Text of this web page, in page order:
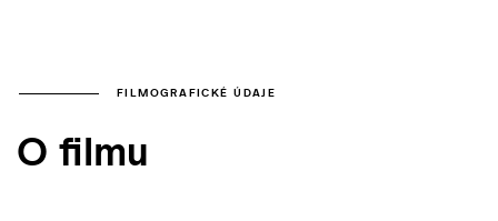
FILMOGRAFICKÉ ÚDAJE
O filmu